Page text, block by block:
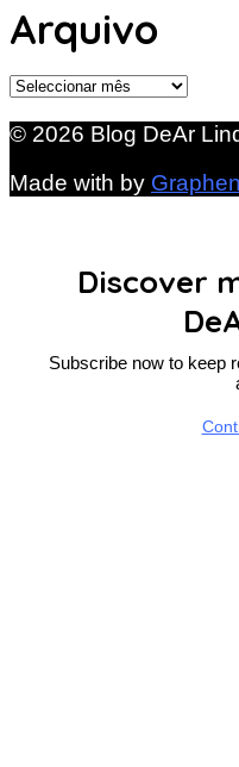
Arquivo
Arquivo
© 2026 Blog DeAr
Made with by
Discover
Subscribe now to keep